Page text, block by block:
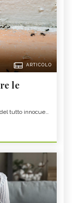
ARTICOLO
le
tutto innocue…